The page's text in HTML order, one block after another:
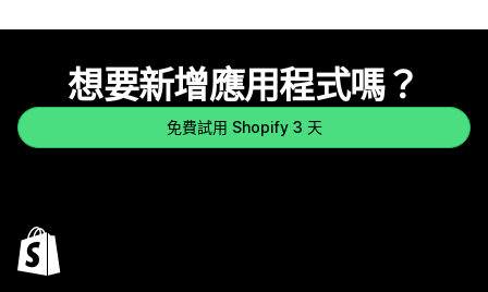
想要新增應用程式嗎？
免費試用 Shopify 3 天